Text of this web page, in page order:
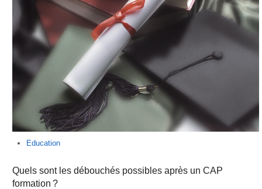
Education
Quels sont les débouchés possibles après un CAP
formation ?